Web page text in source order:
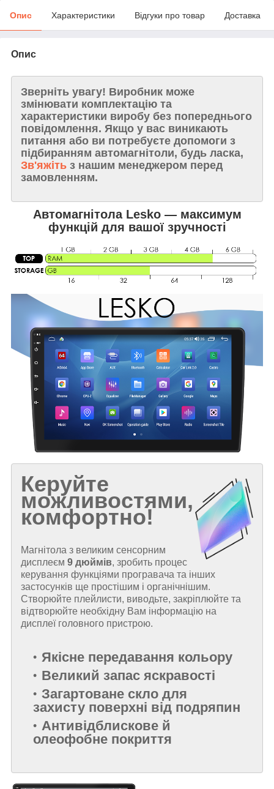
Опис Характеристики Відгуки про товар Доставка
Опис
Зверніть увагу! Виробник може
змінювати комплектацію та
характеристики виробу без попереднього
повідомлення. Якщо у вас виникають
питання або ви потребуєте допомоги з
підбиранням автомагнітоли, будь ласка,
Зв'яжіть з нашим менеджером перед
замовленням.
Автомагнітола Lesko — максимум
функцій для вашої зручності
Керуйте
можливостями,
комфортно!
Магнітола з великим сенсорним
дисплеєм 9 дюймів, зробить процес
керування функціями програвача та інших
застосунків ще простішим і органічнішим.
Створюйте плейлисти, виводьте, закріплюйте та
відтворюйте необхідну Вам інформацію на
дисплеї головного пристрою.
Якісне передавання кольору
Великий запас яскравості
Загартоване скло для
захисту поверхні від подряпин
Антивідблискове й
олеофобне покриття